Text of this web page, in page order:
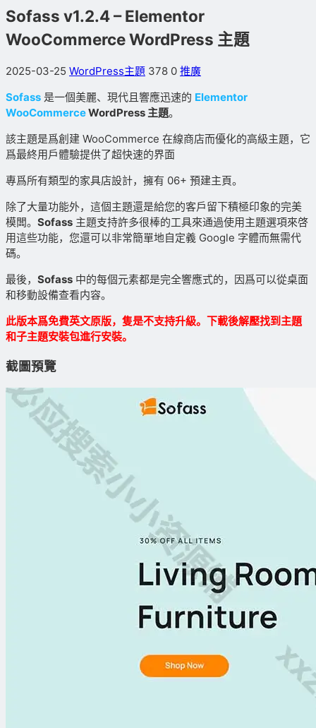
Sofass v1.2.4 – Elementor
WooCommerce WordPress 主題
2025-03-25 WordPress主題 378 0 推廣
Sofass 是一個美麗、現代且響應迅速的 Elementor
WooCommerceWordPress 主題。
該主題是爲創建 WooCommerce 在線商店而優化的高級主題，它
爲最終用戶體驗提供了超快速的界面
專爲所有類型的家具店設計，擁有 06+ 預建主頁。
除了大量功能外，這個主題還是給您的客戶留下積極印象的完美
模闆。 Sofass 主題支持許多很棒的工具來通過使用主題選項來啓
用這些功能，您還可以非常簡單地自定義 Google 字體而無需代
碼。
最後， Sofass 中的每個元素都是完全響應式的，因爲可以從桌面
和移動設備查看内容。
此版本爲免費英文原版，隻是不支持升級。下載後解壓找到主題
和子主題安裝包進行安裝。
截圖預覽